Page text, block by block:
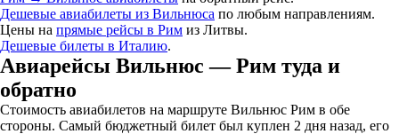
Дешевые авиабилеты из Вильнюса по любым направлениям.
Цены на прямые рейсы в Рим из Литвы.
Дешевые билеты в Италию.
Авиарейсы Вильнюс — Рим туда и
обратно
Стоимость авиабилетов на маршруте Вильнюс Рим в обе
стороны. Самый бюджетный билет был куплен 2 дня назад, его